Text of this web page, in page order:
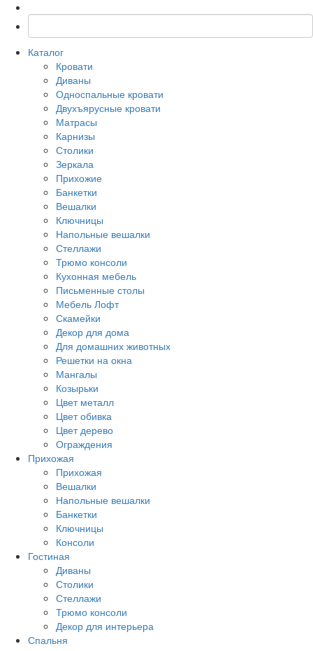
Каталог
Кровати
Диваны
Односпальные кровати
Двухъярусные кровати
Матрасы
Карнизы
Столики
Зеркала
Прихожие
Банкетки
Вешалки
Ключницы
Напольные вешалки
Стеллажи
Трюмо консоли
Кухонная мебель
Письменные столы
Мебель Лофт
Скамейки
Декор для дома
Для домашних животных
Решетки на окна
Мангалы
Козырьки
Цвет металл
Цвет обивка
Цвет дерево
Ограждения
Прихожая
Прихожая
Вешалки
Напольные вешалки
Банкетки
Ключницы
Консоли
Гостиная
Диваны
Столики
Стеллажи
Трюмо консоли
Декор для интерьера
Спальня